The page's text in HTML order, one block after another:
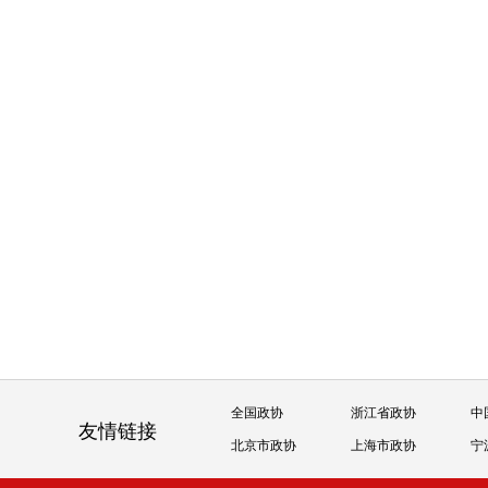
友情链接
全国政协 浙江省政协 中
北京市政协 上海市政协 宁